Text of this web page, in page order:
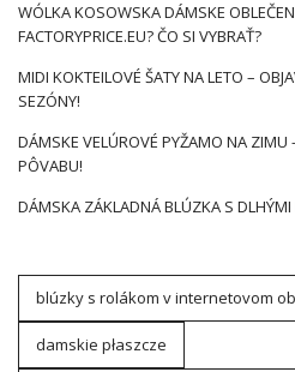
WÓLKA KOSOWSKA DÁMSKE
FACTORYPRICE.EU? ČO SI VYBRAŤ?
MIDI KOKTEILOVÉ ŠATY NA LETO –
SEZÓNY!
DÁMSKE VELÚROVÉ PYŽAMO NA ZIMU
PÔVABU!
DÁMSKA ZÁKLADNÁ BLÚZKA S
blúzky s rolákom v internetovom
damskie płaszcze